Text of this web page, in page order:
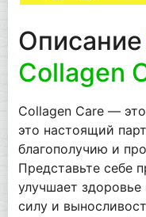
Описание
Collagen
Collagen Care —
это настоящий
благополучию и
Представьте себе
улучшает
силу и